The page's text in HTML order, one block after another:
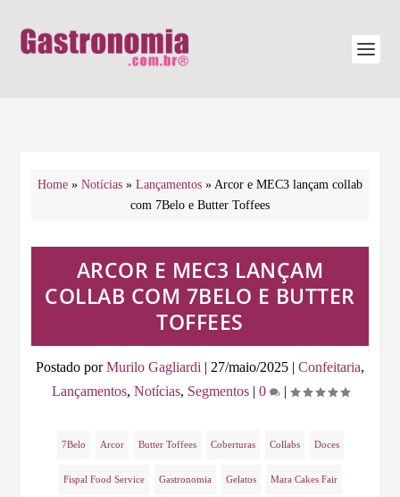
Home » Notícias » Lançamentos » Arcor e MEC3 lançam collab
com 7Belo e Butter Toffees
ARCOR E MEC3 LANÇAM
COLLAB COM 7BELO E BUTTER
TOFFEES
Postado porMurilo Gagliardi | 27/maio/2025 | Confeitaria,
Lançamentos, Notícias, Segmentos| 0 |
7Belo Arcor Butter Toffees Coberturas Collabs Doces
Fispal Food Service Gastronomia Gelatos Mara Cakes Fair